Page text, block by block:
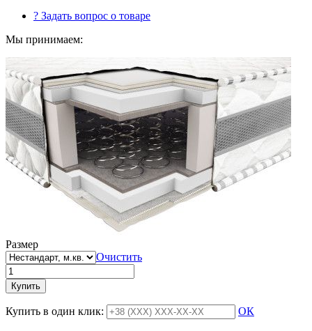
? Задать вопрос о товаре
Мы принимаем:
Размер
Очистить
Купить
Купить в один клик: ОК